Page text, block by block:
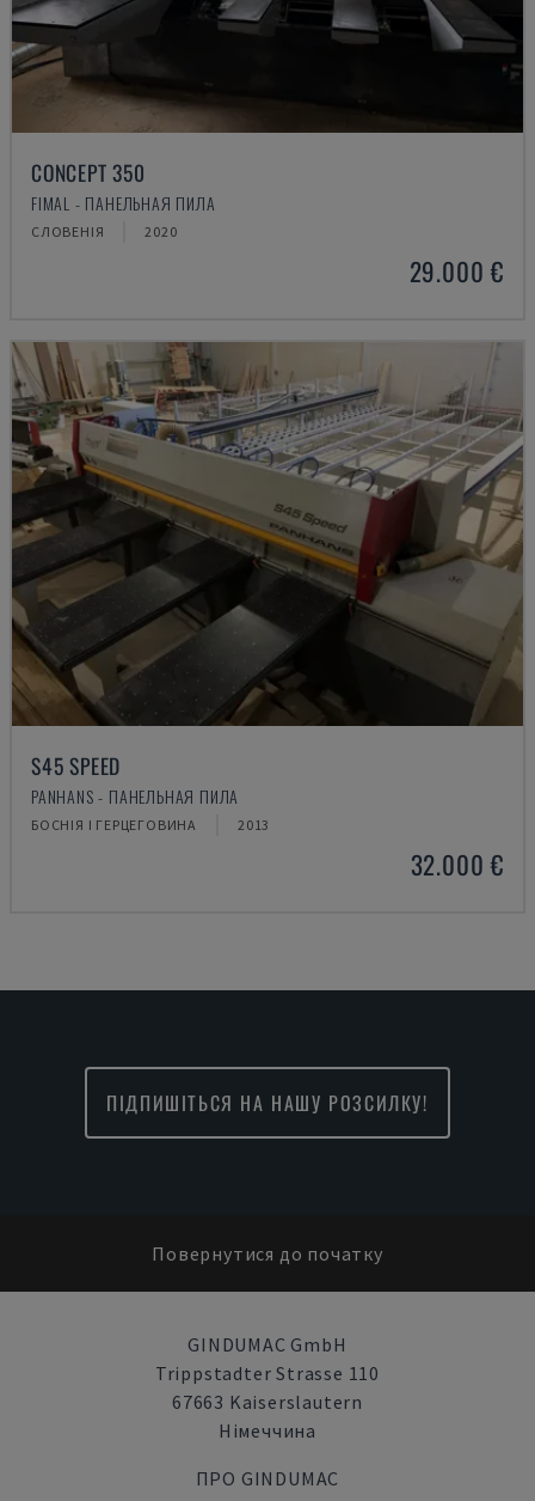
CONCEPT 350
FIMAL - ПАНЕЛЬНАЯ ПИЛА
СЛОВЕНІЯ 2020
29.000 €
S45 SPEED
PANHANS - ПАНЕЛЬНАЯ ПИЛА
БОСНІЯ І ГЕРЦЕГОВИНА 2013
32.000 €
ПІДПИШІТЬСЯ НА НАШУ РОЗСИЛКУ!
Повернутися до початку
GINDUMAC GmbH
Trippstadter Strasse 110
67663 Kaiserslautern
Німеччина
ПРО GINDUMAC